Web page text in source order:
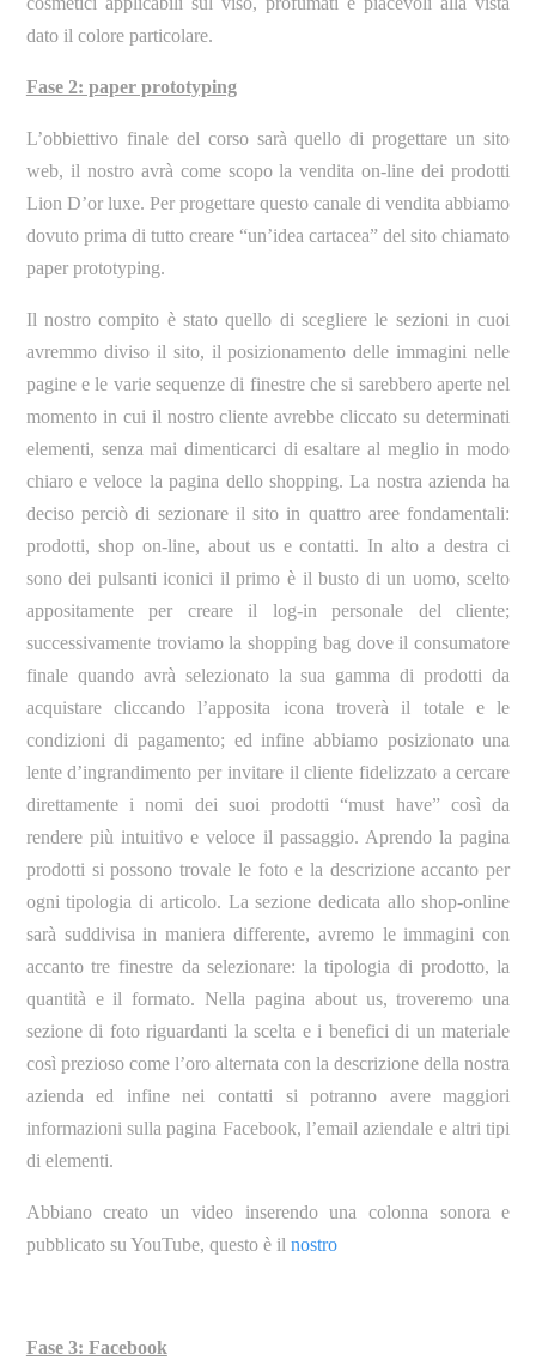
dato il colore particolare.
Fase 2: paper prototyping
L’obbiettivo finale del corso sarà quello di progettare un sito
web, il nostro avrà come scopo la vendita on-line dei prodotti
Lion D’or luxe. Per progettare questo canale di vendita abbiamo
dovuto prima di tutto creare “un’idea cartacea” del sito chiamato
paper prototyping.
Il nostro compito è stato quello di scegliere le sezioni in cuoi
avremmo diviso il sito, il posizionamento delle immagini nelle
pagine e le varie sequenze di finestre che si sarebbero aperte nel
momento in cui il nostro cliente avrebbe cliccato su determinati
elementi, senza mai dimenticarci di esaltare al meglio in modo
chiaro e veloce la pagina dello shopping. La nostra azienda ha
deciso perciò di sezionare il sito in quattro aree fondamentali:
prodotti, shop on-line, about us e contatti. In alto a destra ci
sono dei pulsanti iconici il primo è il busto di un uomo, scelto
appositamente per creare il log-in personale del cliente;
successivamente troviamo la shopping bag dove il consumatore
finale quando avrà selezionato la sua gamma di prodotti da
acquistare cliccando l’apposita icona troverà il totale e le
condizioni di pagamento; ed infine abbiamo posizionato una
lente d’ingrandimento per invitare il cliente fidelizzato a cercare
direttamente i nomi dei suoi prodotti “must have” così da
rendere più intuitivo e veloce il passaggio. Aprendo la pagina
prodotti si possono trovale le foto e la descrizione accanto per
ogni tipologia di articolo. La sezione dedicata allo shop-online
sarà suddivisa in maniera differente, avremo le immagini con
accanto tre finestre da selezionare: la tipologia di prodotto, la
quantità e il formato. Nella pagina about us, troveremo una
sezione di foto riguardanti la scelta e i benefici di un materiale
così prezioso come l’oro alternata con la descrizione della nostra
azienda ed infine nei contatti si potranno avere maggiori
informazioni sulla pagina Facebook, l’email aziendale e altri tipi
di elementi.
Abbiano creato un video inserendo una colonna sonora e
pubblicato su YouTube, questo è il nostro
Fase 3: Facebook